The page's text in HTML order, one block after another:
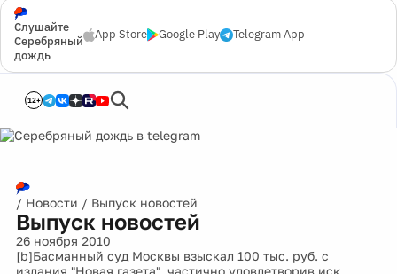
Слушайте
Серебряный
дождь
App Store Google Play Telegram App
12+
/ Новости / Выпуск новостей
Выпуск новостей
26 ноября 2010
[b]Басманный суд Москвы взыскал 100 тыс. руб. с